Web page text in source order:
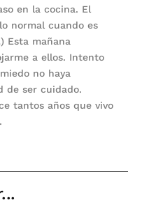
en la cocina. El
normal cuando es
Esta mañana
a ellos. Intento
no haya
de ser cuidado.
tantos años que vivo